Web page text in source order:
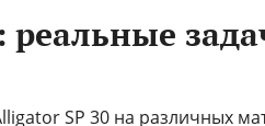
SP 30 на различных